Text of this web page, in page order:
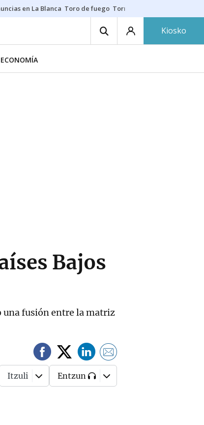
en La Blanca Toro de fuego Tornike Shengelia
Kiosko
Bajos
una fusión entre la matriz
Itzuli Entzun